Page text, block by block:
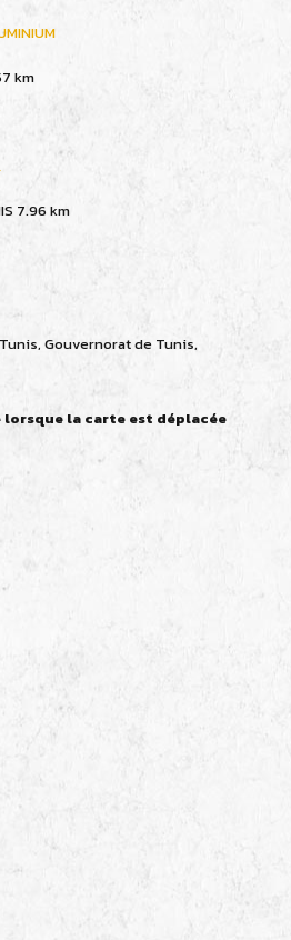
km
7.96 km
Gouvernorat de Tunis,
Gouvernorat de Tunis,
de Tunis, Tunisie
8.49
Gouvernorat de Tunis, Tunisie
lorsque la carte est déplacée